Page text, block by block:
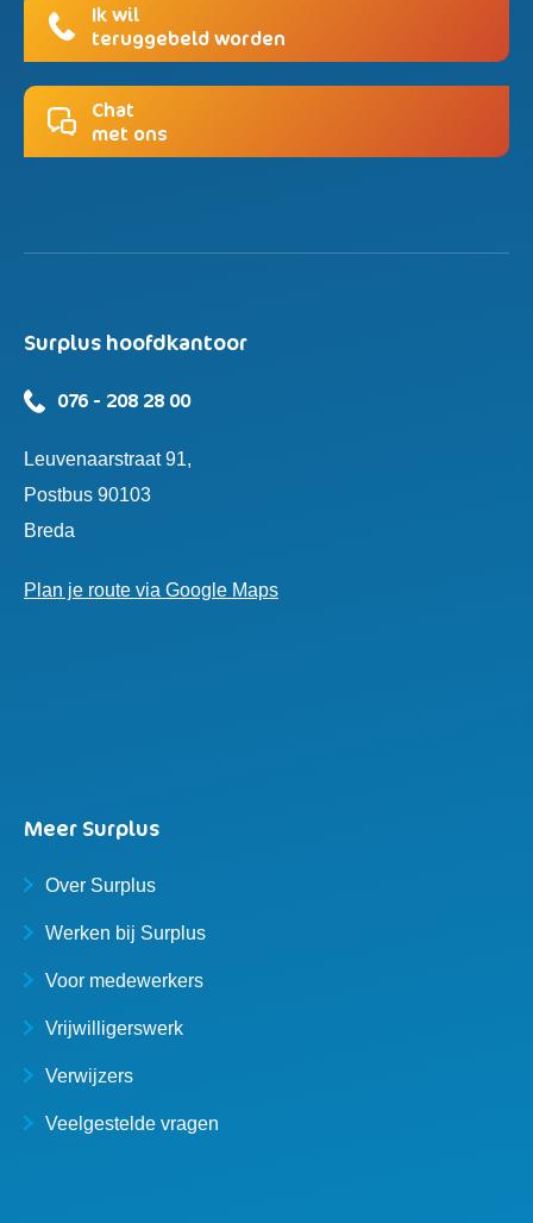
Ik wil
teruggebeld worden
Chat
met ons
Surplus hoofdkantoor
076 - 208 28 00
Leuvenaarstraat 91,
Postbus 90103
Breda
Plan je route via Google Maps
Meer Surplus
Over Surplus
Werken bij Surplus
Voor medewerkers
Vrijwilligerswerk
Verwijzers
Veelgestelde vragen